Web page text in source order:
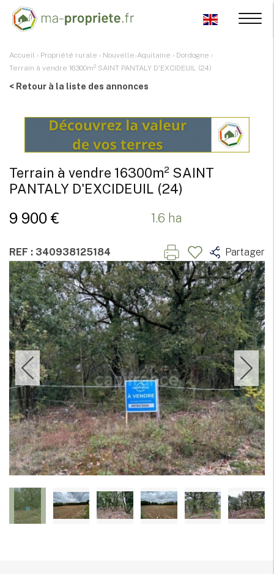
Accueil › Propriété rurale › Nouvelle-Aquitaine › Dordogne ›
Terrain à vendre 16300m² SAINT PANTALY D'EXCIDEUIL (24)
< Retour à la liste des annonces
Terrain à vendre 16300m² SAINT
PANTALY D'EXCIDEUIL (24)
9 900 € 1.6 ha
REF : 340938125184 Partager